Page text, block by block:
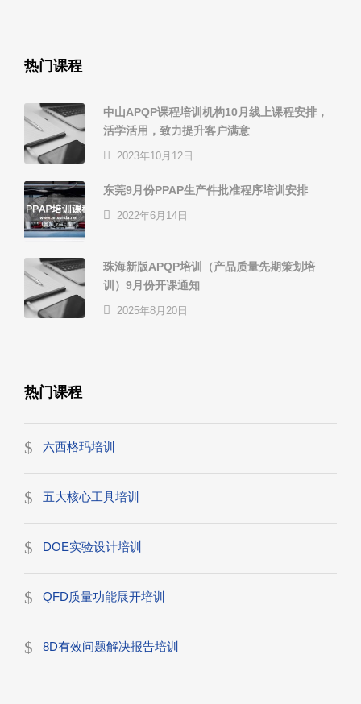
热门课程
中山APQP课程培训机构10月线上课程安排，
活学活用，致力提升客户满意
2023年10月12日
东莞9月份PPAP生产件批准程序培训安排
2022年6月14日
珠海新版APQP培训（产品质量先期策划培
训）9月份开课通知
2025年8月20日
热门课程
六西格玛培训
五大核心工具培训
DOE实验设计培训
QFD质量功能展开培训
8D有效问题解决报告培训